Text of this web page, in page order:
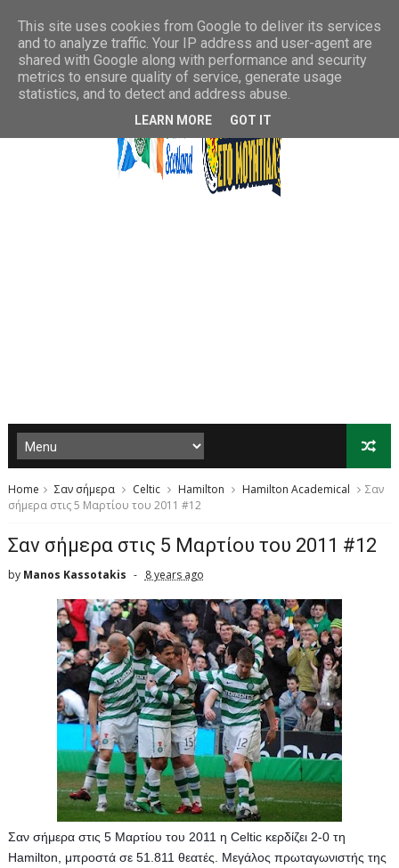
Home Σαν σήμερα Celtic Hamilton Hamilton Academical
Σαν
σήμερα στις 5 Μαρτίου του 2011 #12
Σαν σήμερα στις 5 Μαρτίου του 2011 #12
by Manos Kassotakis 8 years ago
Σαν σήμερα στις 5 Μαρτίου του 2011 η Celtic κερδίζει 2-0 τη
Hamilton, μπροστά σε 51.811 θεατές. Μεγάλος πρωταγωνιστής της
This site uses cookies from Google to deliver its services
and to analyze traffic. Your IP address and user-agent are
shared with Google along with performance and security
metrics to ensure quality of service, generate usage
statistics, and to detect and address abuse.
LEARN MORE GOT IT